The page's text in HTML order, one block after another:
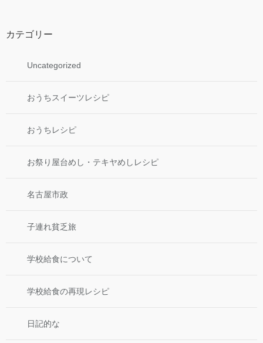
カテゴリー
Uncategorized
おうちスイーツレシピ
おうちレシピ
お祭り屋台めし・テキヤめしレシピ
名古屋市政
子連れ貧乏旅
学校給食について
学校給食の再現レシピ
日記的な